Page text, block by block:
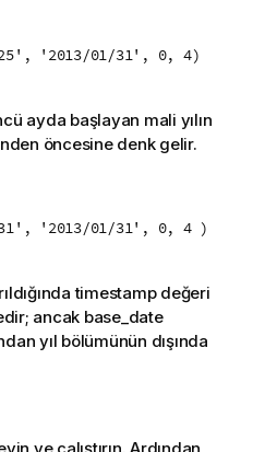
'2013/01/31', 0, 4)
ayda başlayan mali yılın
öncesine denk gelir.
'2013/01/31', 0, 4 )
timestampdeğeri
ancak base_date
yıl bölümünün dışında